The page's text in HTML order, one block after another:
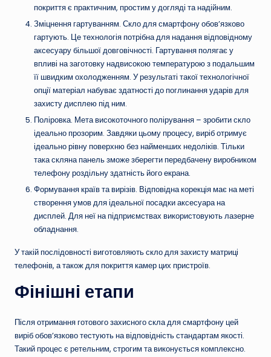
покриття є практичним, простим у догляді та надійним.
Зміцнення гартуванням. Скло для смартфону обов’язково
гартують. Це технологія потрібна для надання відповідному
аксесуару більшої довговічності. Гартування полягає у
впливі на заготовку надвисокою температурою з подальшим
її швидким охолодженням. У результаті такої технологічної
опції матеріал набуває здатності до поглинання ударів для
захисту дисплею під ним.
Поліровка. Мета високоточного полірування – зробити скло
ідеально прозорим. Завдяки цьому процесу, виріб отримує
ідеально рівну поверхню без найменших недоліків. Тільки
така скляна панель зможе зберегти передбачену виробником
телефону роздільну здатність його екрана.
Формування країв та вирізів. Відповідна корекція має на меті
створення умов для ідеальної посадки аксесуара на
дисплей. Для неї на підприємствах використовують лазерне
обладнання.
У такій послідовності виготовляють скло для захисту матриці
телефонів, а також для покриття камер цих пристроїв.
Фінішні етапи
Після отримання готового захисного скла для смартфону цей
виріб обов’язково тестують на відповідність стандартам якості.
Такий процес є ретельним, строгим та виконується комплексно.